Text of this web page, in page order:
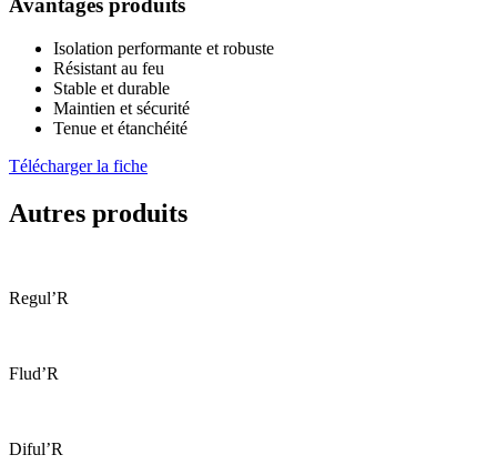
Avantages produits
Isolation performante et robuste
Résistant au feu
Stable et durable
Maintien et sécurité
Tenue et étanchéité
Télécharger la fiche
Autres produits
Regul’R
Flud’R
Diful’R